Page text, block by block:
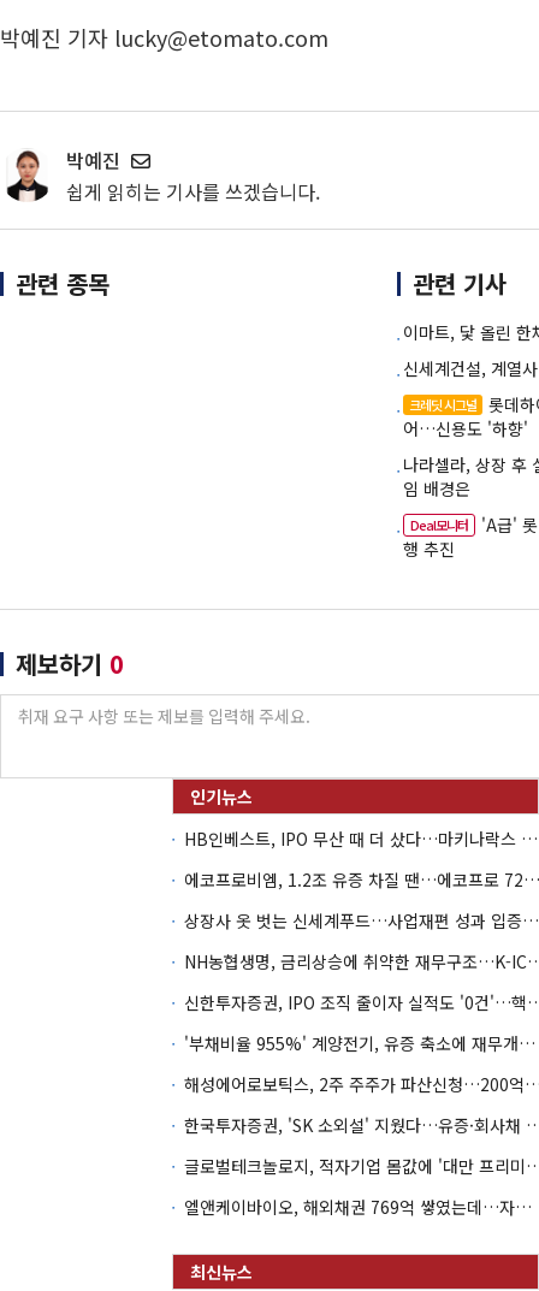
박예진 기자 lucky@etomato.com
박예진
쉽게 읽히는 기사를 쓰겠습니다.
관련 종목 관련 기사
이마트, 닻 올린
신세계건설, 계열
크레딧 시그널
롯데
어…신용도 '하향'
나라셀라, 상장 후
임 배경은
Deal모니터
'A급'
행 추진
제보하기 0
HB인베스트, IPO 무산 때 더 샀다…마키나락스 투자 2.7배 회수
에코프로비엠, 1.2조 유증 차질 땐…에코프로 7270억 '독박'
상장사 옷 벗는 신세계푸드…사업재편 성과 입증할까
NH농협생명, 금리상승에 취
신한투자증권, IPO 조직 줄
'부채비율 955%' 계양전기, 유증 축소에 재무개선 효과 '뚝'
해성에어로보틱스, 2주 주주가 파산
한국투자증권, 'SK 소외설' 지웠
글로벌테크놀로지, 적자기업 몸값
엘앤케이바이오, 해외채권 769억 쌓였는데…자회사 4곳 자본잠식